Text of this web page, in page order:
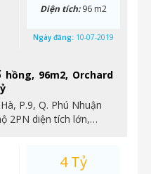
hồng, 96m2, Orchard
P.9, Q. Phú Nhuận
2PN diện tích lớn,…
Diện tích:96 m2
Ngày đăng: 10-07-2019
4 Tỷ